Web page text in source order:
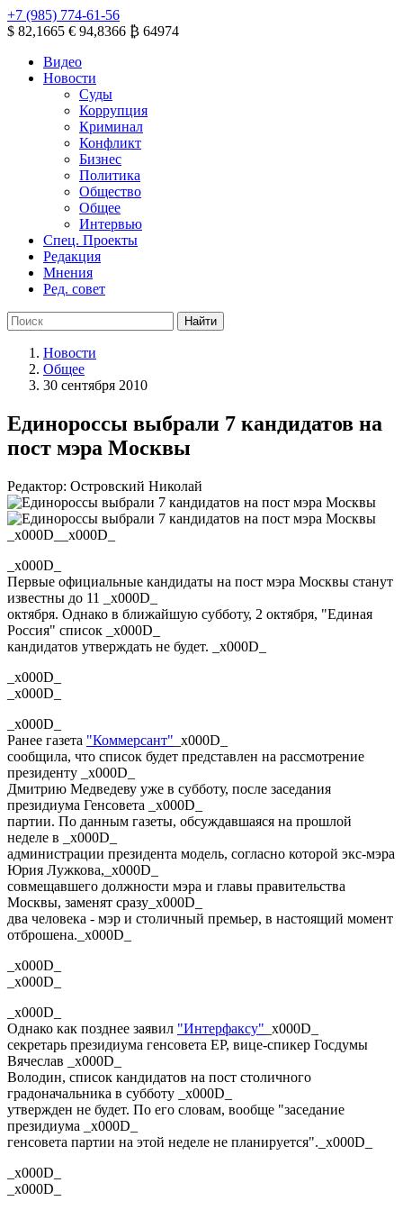
+7 (985) 774-61-56
$ 82,1665 € 94,8366 ₿ 64974
Видео
Новости
Суды
Коррупция
Криминал
Конфликт
Бизнес
Политика
Общество
Общее
Интервью
Спец. Проекты
Редакция
Мнения
Ред. совет
Новости
Общее
30 сентября 2010
Единороссы выбрали 7 кандидатов на
пост мэра Москвы
Редактор: Островский Николай
_x000D__x000D_
_x000D_
Первые официальные кандидаты на пост мэра Москвы станут
известны до 11 _x000D_
октября. Однако в ближайшую субботу, 2 октября, "Единая
Россия" список _x000D_
кандидатов утверждать не будет. _x000D_
_x000D_
_x000D_
_x000D_
Ранее газета "Коммерсант" _x000D_
сообщила, что список будет представлен на рассмотрение
президенту _x000D_
Дмитрию Медведеву уже в субботу, после заседания
президиума Генсовета _x000D_
партии. По данным газеты, обсуждавшаяся на прошлой
неделе в _x000D_
администрации президента модель, согласно которой экс-мэра
Юрия Лужкова,_x000D_
совмещавшего должности мэра и главы правительства
Москвы, заменят сразу_x000D_
два человека - мэр и столичный премьер, в настоящий момент
отброшена._x000D_
_x000D_
_x000D_
_x000D_
Однако как позднее заявил "Интерфаксу" _x000D_
секретарь президиума генсовета ЕР, вице-спикер Госдумы
Вячеслав _x000D_
Володин, список кандидатов на пост столичного
градоначальника в субботу _x000D_
утвержден не будет. По его словам, вообще "заседание
президиума _x000D_
генсовета партии на этой неделе не планируется"._x000D_
_x000D_
_x000D_